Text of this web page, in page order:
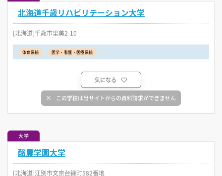
北海道千歳リハビリテーション大学
[北海道]千歳市里美2-10
体育系統 医学・看護・医療系統
気になる
この学校は当サイトからの資料請求ができません
大学
酪農学園大学
[北海道]江別市文京台緑町582番地